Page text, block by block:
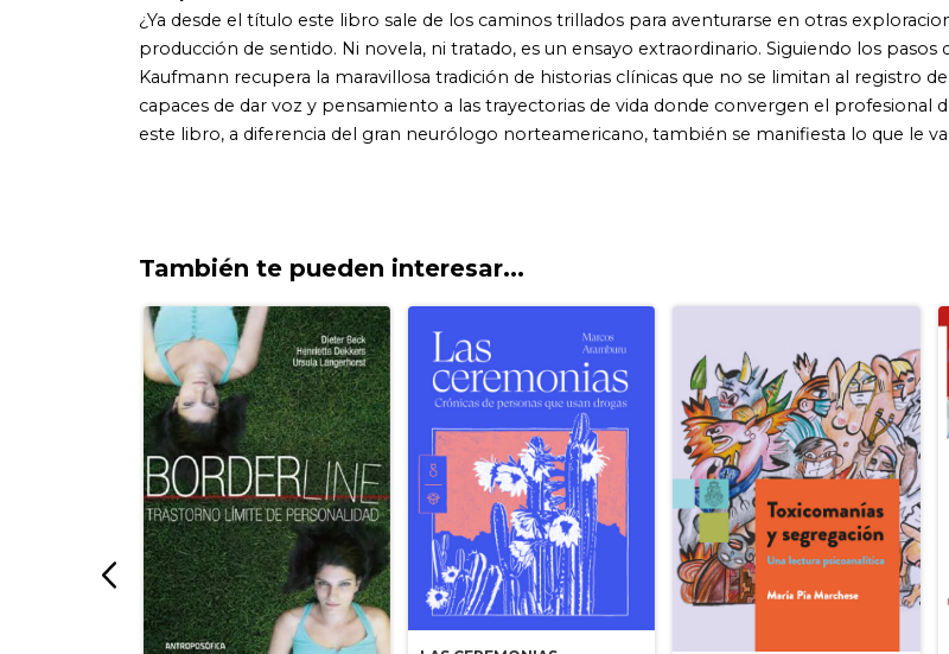
También te pueden interesar...